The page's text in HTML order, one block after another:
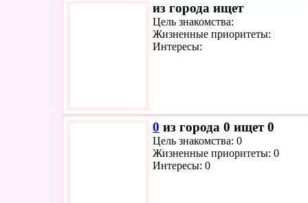
из города ищет
Цель знакомства:
Жизненные приоритеты:
Интересы:
0 из города 0 ищет 0
Цель знакомства: 0
Жизненные приоритеты: 0
Интересы: 0